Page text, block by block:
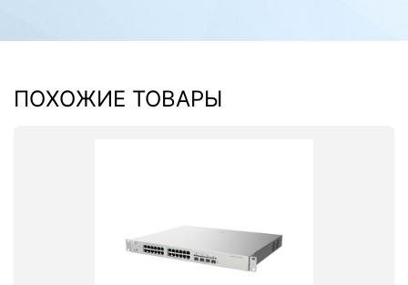
ПОХОЖИЕ ТОВАРЫ